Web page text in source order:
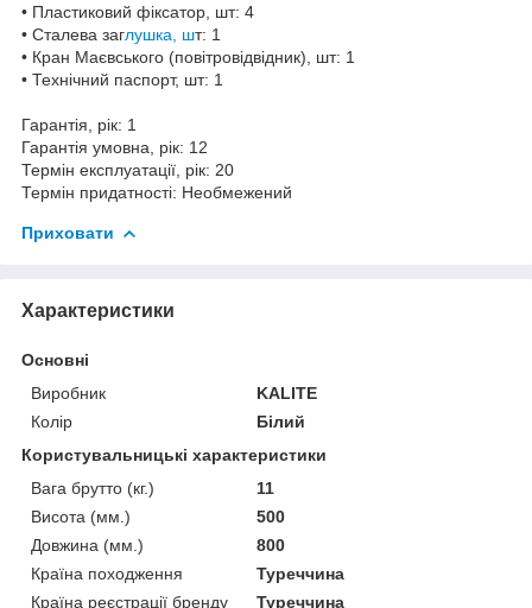
• Пластиковий фіксатор, шт: 4
• Сталева заглушка, шт: 1
• Кран Маєвського (повітровідвідник), шт: 1
• Технічний паспорт, шт: 1
Гарантія, рік: 1
Гарантія умовна, рік: 12
Термін експлуатації, рік: 20
Термін придатності: Необмежений
Приховати
Характеристики
Основні
Виробник
KALITE
Колір
Білий
Користувальницькі характеристики
Вага брутто (кг.)
11
Висота (мм.)
500
Довжина (мм.)
800
Країна походження
Туреччина
Країна реєстрації бренду
Туреччина